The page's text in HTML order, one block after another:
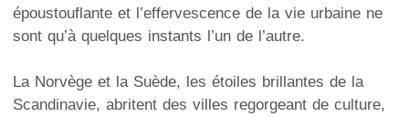
époustouflante et l’effervescence de la vie urbaine ne
sont qu’à quelques instants l’un de l’autre.
La Norvège et la Suède, les étoiles brillantes de la
Scandinavie, abritent des villes regorgeant de culture,